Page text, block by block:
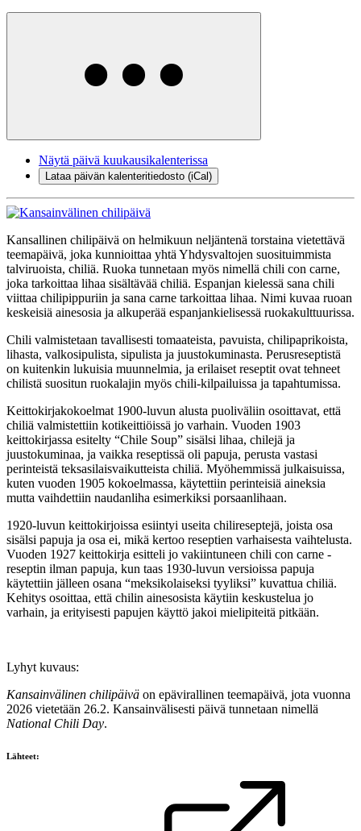
Näytä päivä kuukausikalenterissa
Lataa päivän kalenteritiedosto (iCal)
Kansallinen chilipäivä on helmikuun neljäntenä torstaina vietettävä
teemapäivä, joka kunnioittaa yhtä Yhdysvaltojen suosituimmista
talviruoista, chiliä. Ruoka tunnetaan myös nimellä chili con carne,
joka tarkoittaa lihaa sisältävää chiliä. Espanjan kielessä sana chili
viittaa chilipippuriin ja sana carne tarkoittaa lihaa. Nimi kuvaa ruoan
keskeisiä ainesosia ja alkuperää espanjankielisessä ruokakulttuurissa.
Chili valmistetaan tavallisesti tomaateista, pavuista, chilipaprikoista,
lihasta, valkosipulista, sipulista ja juustokuminasta. Perusreseptistä
on kuitenkin lukuisia muunnelmia, ja erilaiset reseptit ovat tehneet
chilistä suositun ruokalajin myös chili-kilpailuissa ja tapahtumissa.
Keittokirjakokoelmat 1900-luvun alusta puoliväliin osoittavat, että
chiliä valmistettiin kotikeittiöissä jo varhain. Vuoden 1903
keittokirjassa esitelty “Chile Soup” sisälsi lihaa, chilejä ja
juustokuminaa, ja vaikka reseptissä oli papuja, perusta vastasi
perinteistä teksasilaisvaikutteista chiliä. Myöhemmissä julkaisuissa,
kuten vuoden 1905 kokoelmassa, käytettiin perinteisiä aineksia
mutta vaihdettiin naudanliha esimerkiksi porsaanlihaan.
1920-luvun keittokirjoissa esiintyi useita chilireseptejä, joista osa
sisälsi papuja ja osa ei, mikä kertoo reseptien varhaisesta vaihtelusta.
Vuoden 1927 keittokirja esitteli jo vakiintuneen chili con carne -
reseptin ilman papuja, kun taas 1930-luvun versioissa papuja
käytettiin jälleen osana “meksikolaiseksi tyyliksi” kuvattua chiliä.
Kehitys osoittaa, että chilin ainesosista käytiin keskustelua jo
varhain, ja erityisesti papujen käyttö jakoi mielipiteitä pitkään.
Lyhyt kuvaus:
Kansainvälinen chilipäivä on epävirallinen teemapäivä, jota vuonna
2026 vietetään 26.2. Kansainvälisesti päivä tunnetaan nimellä
National Chili Day.
Lähteet: